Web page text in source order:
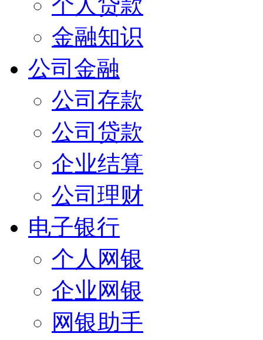
金融知识
公司金融
公司存款
公司贷款
企业结算
公司理财
电子银行
个人网银
企业网银
网银助手